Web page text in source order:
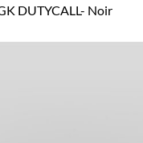
DUTYCALL- Noir